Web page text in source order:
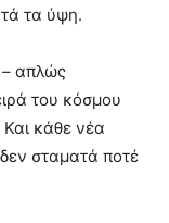
τα ύψη.
– απλώς
του κόσμου
κάθε νέα
σταματά ποτέ